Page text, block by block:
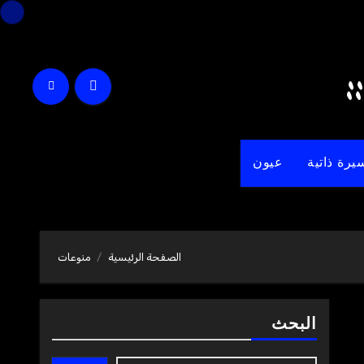
ذاتية عيون
الصفحة الرئيسية منوعات
البحث